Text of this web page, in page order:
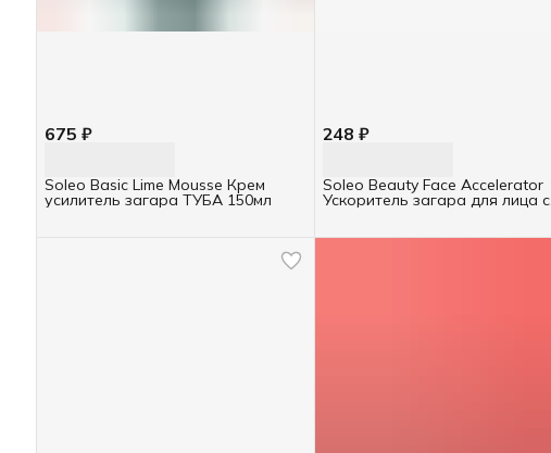
675 ₽
Soleo Basic Lime Mousse Крем
усилитель загара ТУБА 150мл
248 ₽
Soleo Beauty Face Accelerator
Ускоритель загара для лица с